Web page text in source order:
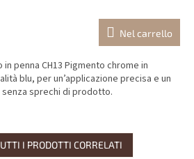
Nel carrello
in penna CH13 Pigmento chrome in
blu, per un’applicazione precisa e un
sprechi di prodotto.
I PRODOTTI CORRELATI